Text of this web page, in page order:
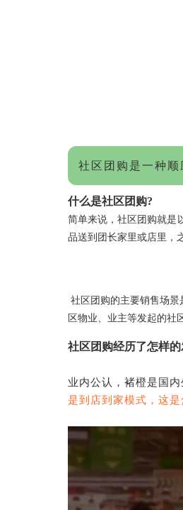
社区团购是一种
什么是社区团购?
简单来说，社区团购就是
品送到团长家里或店里，
社区团购的主要销售场
区物业、业主等发起的社
社区团购经历了怎样的
业内公认，褚橙是国
是到店到家模式，这